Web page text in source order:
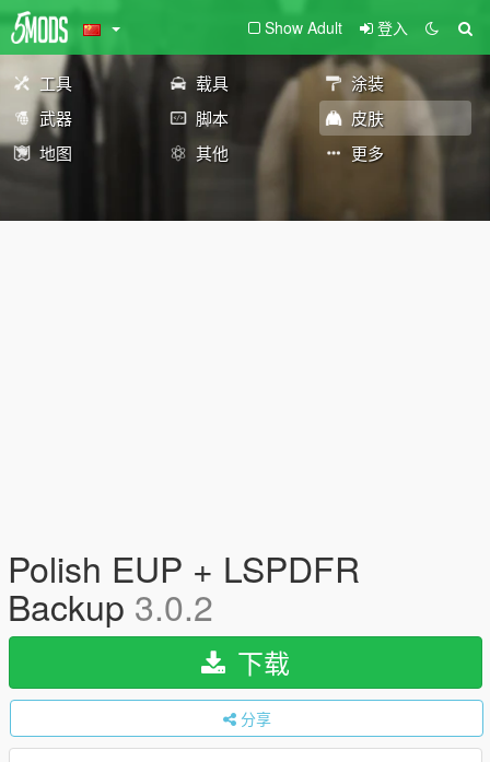
Show Adult 登入
工具 载具
涂装
武器
脚本
皮肤
地图
其他 更多
Polish EUP + LSPDFR
Backup 3.0.2
下载
分享